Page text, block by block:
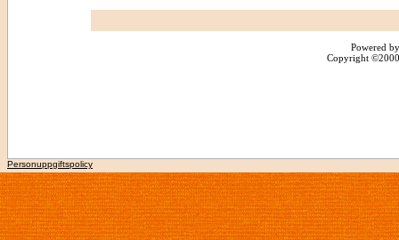
Powered
Copyright
Personuppgiftspolicy